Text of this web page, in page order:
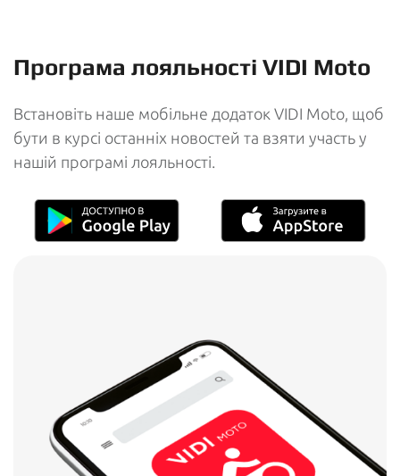
Програма лояльності VIDI Moto
Встановіть наше мобільне додаток VIDI Moto, щоб
бути в курсі останніх новостей та взяти участь у
нашій програмі лояльності.